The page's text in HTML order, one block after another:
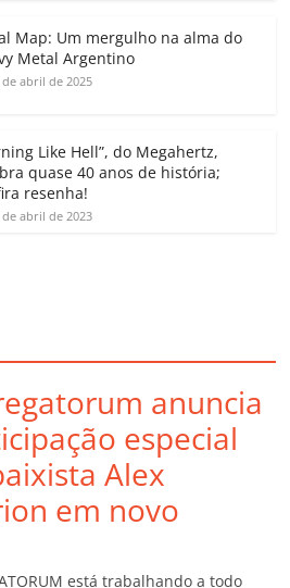
p a
ss
o
m
k h
Map: Um mergulho na alma do
Metal Argentino
de abril de 2025
Like Hell”, do Megahertz,
quase 40 anos de história;
resenha!
de abril de 2023
anuncia
especial
Alex
em novo
está trabalhando a todo